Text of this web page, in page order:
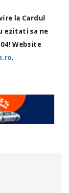
la Cardul
ezitati sa ne
Website
.